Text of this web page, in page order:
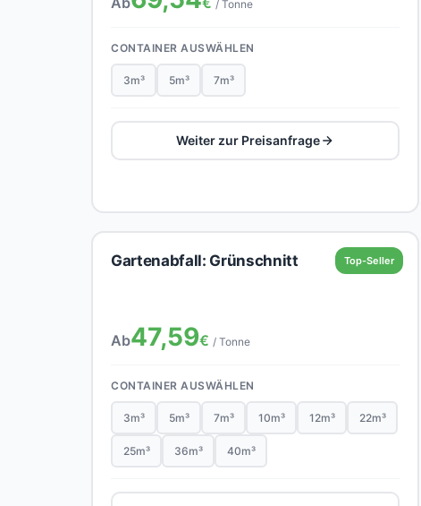
/ Tonne
CONTAINER AUSWÄHLEN
3m³ 5m³ 7m³
Weiter zur Preisanfrage
Top-Seller
Gartenabfall: Grünschnitt
Ab47,59€ / Tonne
CONTAINER AUSWÄHLEN
3m³ 5m³ 7m³ 10m³ 12m³ 22m³
25m³ 36m³ 40m³